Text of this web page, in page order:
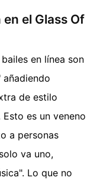
el Glass Of
en línea son
de estilo
es un veneno
a personas
va uno,
Lo que no